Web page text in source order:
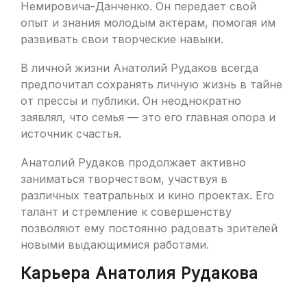
Немировича-Данченко. Он передает свой
опыт и знания молодым актерам, помогая им
развивать свои творческие навыки.
В личной жизни Анатолий Рудаков всегда
предпочитал сохранять личную жизнь в тайне
от прессы и публики. Он неоднократно
заявлял, что семья — это его главная опора и
источник счастья.
Анатолий Рудаков продолжает активно
заниматься творчеством, участвуя в
различных театральных и кино проектах. Его
талант и стремление к совершенству
позволяют ему постоянно радовать зрителей
новыми выдающимися работами.
Карьера Анатолия Рудакова